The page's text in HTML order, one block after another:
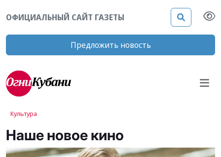
ОФИЦИАЛЬНЫЙ САЙТ ГАЗЕТЫ
Предложить новость
Культура
Наше новое кино